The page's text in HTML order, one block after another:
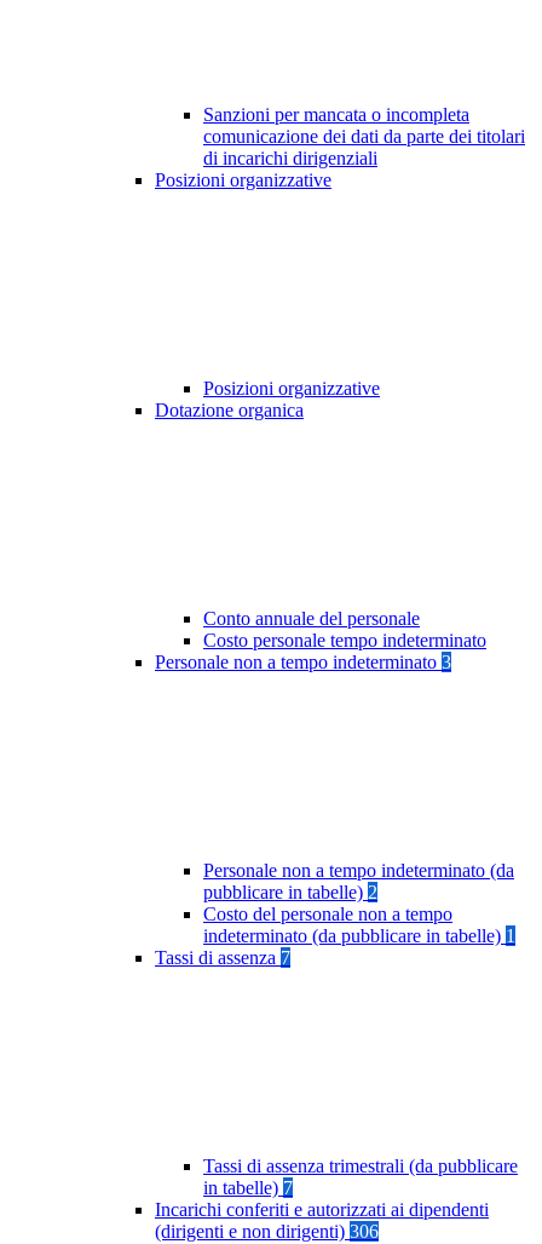
Sanzioni per mancata o incompleta
comunicazione dei dati da parte dei titolari
di incarichi dirigenziali
Posizioni organizzative
Posizioni organizzative
Dotazione organica
Conto annuale del personale
Costo personale tempo indeterminato
Personale non a tempo indeterminato 3
Personale non a tempo indeterminato (da
pubblicare in tabelle) 2
Costo del personale non a tempo
indeterminato (da pubblicare in tabelle) 1
Tassi di assenza 7
Tassi di assenza trimestrali (da pubblicare
in tabelle) 7
Incarichi conferiti e autorizzati ai dipendenti
(dirigenti e non dirigenti) 306